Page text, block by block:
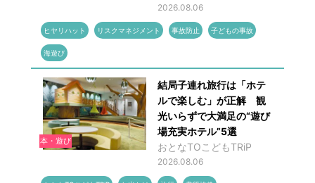
2026.08.06
ヒヤリハット リスクマネジメント 事故防止 子どもの事故
海遊び
本・遊び
結局子連れ旅行は「ホテ
ルで楽しむ」が正解 観
光いらずで大満足の“遊び
場充実ホテル”5選
おとなTOこどもTRiP
2026.08.06